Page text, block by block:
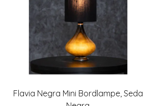
Flavia Negra Mini Bordlampe, Seda